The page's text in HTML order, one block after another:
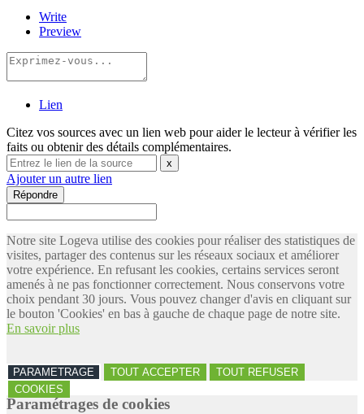
Write
Preview
Lien
Citez vos sources avec un lien web pour aider le lecteur à vérifier les
faits ou obtenir des détails complémentaires.
x
Ajouter un autre lien
Répondre
Notre site Logeva utilise des cookies pour réaliser des statistiques de
visites, partager des contenus sur les réseaux sociaux et améliorer
votre expérience. En refusant les cookies, certains services seront
amenés à ne pas fonctionner correctement. Nous conservons votre
choix pendant 30 jours. Vous pouvez changer d'avis en cliquant sur
le bouton 'Cookies' en bas à gauche de chaque page de notre site.
En savoir plus
PARAMETRAGE TOUT ACCEPTER
TOUT REFUSER
COOKIES
Paramétrages de cookies